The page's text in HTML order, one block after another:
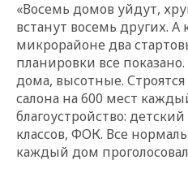
«Восемь домов уйдут,
встанут восемь других.
микрорайоне два
планировки все
дома, высотные.
салона на 600 мест
благоустройство:
классов, ФОК. Все
каждый дом проголосовал